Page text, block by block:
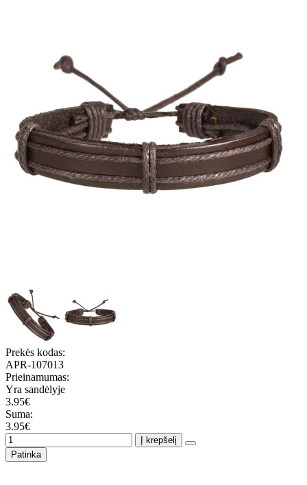
Prekės kodas:
APR-107013
Prieinamumas:
Yra sandėlyje
3.95€
Suma:
3.95€
Į krepšelį
Patinka